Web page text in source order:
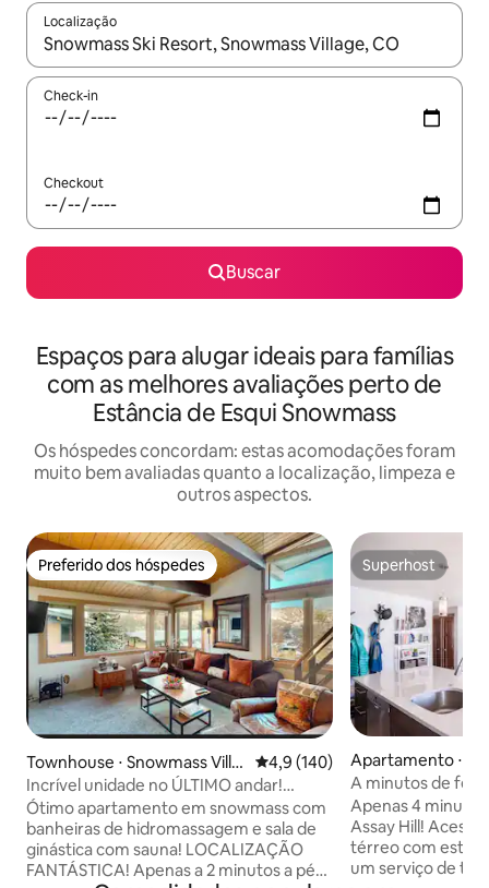
Localização
Quando os resultados estiverem disponíveis, explore-os
Check-in
Checkout
Buscar
Espaços para alugar ideais para famílias
com as melhores avaliações perto de
Estância de Esqui Snowmass
Os hóspedes concordam: estas acomodações foram
muito bem avaliadas quanto a localização, limpeza e
outros aspectos.
Preferido dos hóspedes
Preferido dos hóspedes
Townhouse ⋅ Snowmass Villa
ge
4,9 de uma avaliação média de
4,9 (140)
Incrível unidade no ÚLTIMO andar!
Ótimas vistas. Caminhe até tudo
Ótimo apartamento em snowmass com
banheiras de hidromassagem e sala de
ginástica com sauna! LOCALIZAÇÃO
FANTÁSTICA! Apenas a 2 minutos a pé
Superhost
Superhost
Apartamento ⋅
illage
A minutos de
Sala de ginástica
Apenas 4
Assay Hill! Acesso conveniente no piso
térreo com
um serviço de